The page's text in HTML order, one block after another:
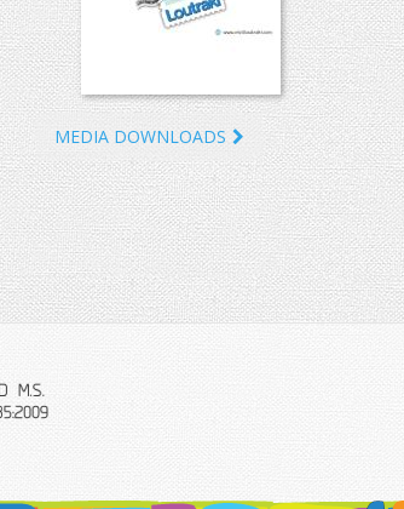
MEDIA DOWNLOADS